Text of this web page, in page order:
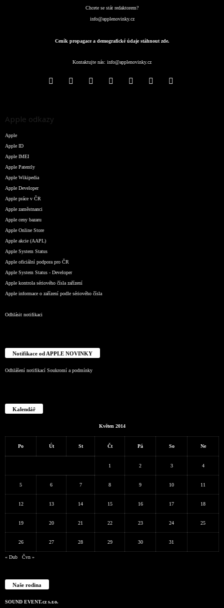
Chcete se stát redaktorem?
info@applenovinky.cz
Ceník propagace a demografické údaje stáhnout zde.
Kontaktujte nás: info@applenovinky.cz
Apple odkazy
Apple
Apple ID
Apple IMEI
Apple Patently
Apple Wikipedia
Apple Developer
Apple práce v ČR
Apple zaměstnanci
Apple ceny bazaru
Apple Online Store
Apple akcie (AAPL)
Apple System Status
Apple oficiální podpora pro ČR
Apple System Status - Developer
Apple kontrola sériového čísla zařízení
Apple informace o zařízení podle sériového čísla
Odhlásit notifikaci
Notifikace od APPLE NOVINKY
Odhlášení notifikací Soukromí a podmínky
Kalendář
Květen 2014
Po Út St Čt Pá So Ne
1 2 3 4
5 6 7 8 9 10 11
12 13 14 15 16 17 18
19 20 21 22 23 24 25
26 27 28 29 30 31
« Dub Čvn »
Naše rodina
SOUND EVENT.cz s.r.o.